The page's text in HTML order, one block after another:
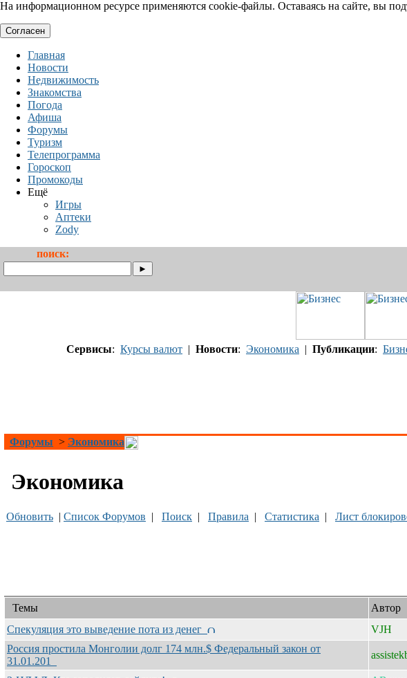
На информационном ресурсе применяются cookie-файлы. Оставаясь на сайте, вы
Согласен
Главная
Новости
Недвижимость
Знакомства
Погода
Афиша
Форумы
Туризм
Телепрограмма
Гороскоп
Промокоды
Ещё
Игры
Аптеки
Zody
поиск:
Сервисы: Курсы валют | Новости: Экономика | Публикации:
Форумы > Экономика
Экономика
Обновить | Список Форумов | Поиск | Правила | Статистика | Лист
Темы Автор
Спекуляция это выведение пота из денег
VJH
Россия простила Монголии долг 174 млн.$ Федеральный закон от
31.01.201